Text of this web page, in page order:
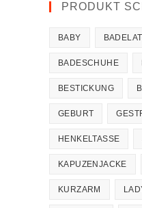
PRODUKT
BABY
BADESCHUHE
BESTICKUNG
GEBURT
HENKELTASSE
KAPUZENJACKE
KURZARM